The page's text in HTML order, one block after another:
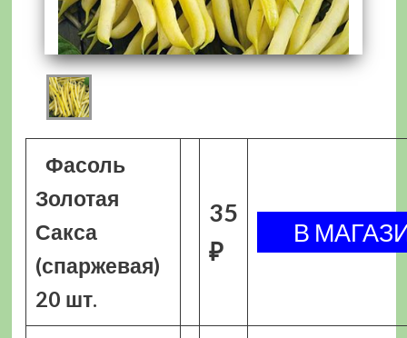
Фасоль
Золотая
Сакса
(спаржевая)
20 шт.
35
₽